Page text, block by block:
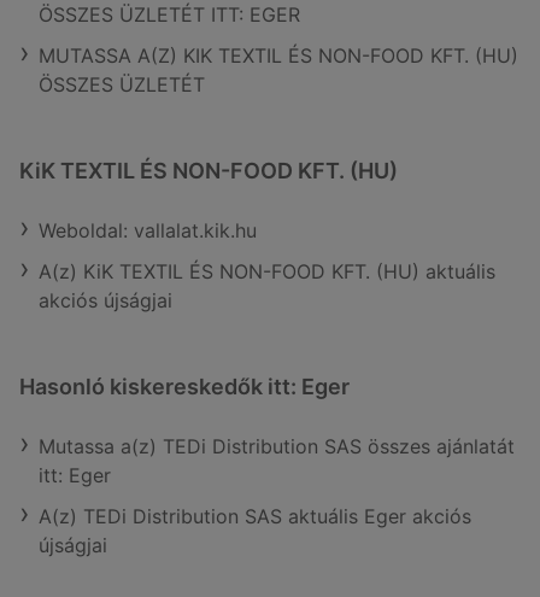
ÖSSZES ÜZLETÉT ITT: EGER
MUTASSA A(Z) KIK TEXTIL ÉS NON-FOOD KFT. (HU)
ÖSSZES ÜZLETÉT
KiK TEXTIL ÉS NON-FOOD KFT. (HU)
Weboldal: vallalat.kik.hu
A(z) KiK TEXTIL ÉS NON-FOOD KFT. (HU) aktuális
akciós újságjai
Hasonló kiskereskedők itt: Eger
Mutassa a(z) TEDi Distribution SAS összes ajánlatát
itt: Eger
A(z) TEDi Distribution SAS aktuális Eger akciós
újságjai